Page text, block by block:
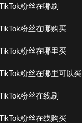
粉丝在哪刷
粉丝在哪购买
粉丝在哪里买
粉丝在哪里可以买
粉丝在线刷
粉丝在线购买